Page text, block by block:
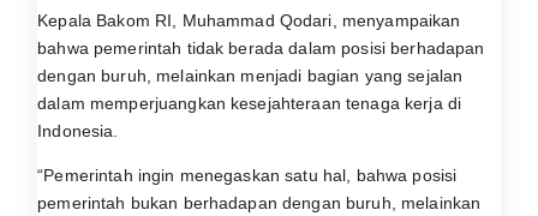
Kepala Bakom RI, Muhammad Qodari , menyampaikan
bahwa pemerintah tidak berada dalam posisi berhadapan
dengan buruh, melainkan menjadi bagian yang sejalan
dalam memperjuangkan kesejahteraan tenaga kerja di
Indonesia.
“Pemerintah ingin menegaskan satu hal, bahwa posisi
pemerintah bukan berhadapan dengan buruh, melainkan